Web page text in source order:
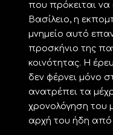
που πρόκειται
Βασίλειο, η
μνημείο αυτό
προσκήνιο της
κοινότητας. Η
δεν φέρνει μόνο
ανατρέπει τα
χρονολόγηση του
αρχή του ήδη από